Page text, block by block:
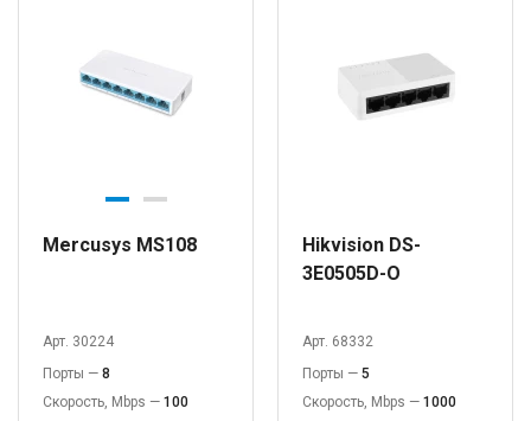
Mercusys MS108
Арт. 30224
Порты — 8
Скорость, Mbps — 100
Hikvision DS-
3E0505D-O
Арт. 68332
Порты — 5
Скорость, Mbps — 1000